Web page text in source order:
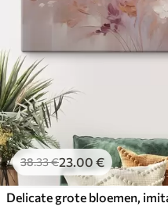
38.33€23.00 €